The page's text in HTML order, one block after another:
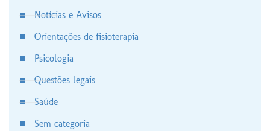
Notícias e Avisos
Orientações de fisioterapia
Psicologia
Questões legais
Saúde
Sem categoria